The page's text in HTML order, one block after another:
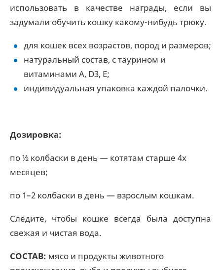
использовать в качестве награды, если вы
задумали обучить кошку какому-нибудь трюку.
для кошек всех возрастов, пород и размеров;
натуральный состав, с таурином и
витаминами A, D3, E;
индивидуальная упаковка каждой палочки.
Дозировка:
по ½ колбаски в день — котятам старше 4х
месяцев;
по 1–2 колбаски в день — взрослым кошкам.
Следите, чтобы кошке всегда была доступна
свежая и чистая вода.
СОСТАВ: мясо и продукты животного